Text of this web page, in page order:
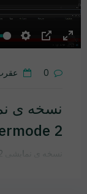
Settings
PIP
0 عقرب 23،
2
نسخه ی نمایشی Windbg Usermode 2